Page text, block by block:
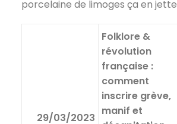
porcelaine de limoges ça en jette
29/03/2023
Folklore &
révolution
française :
comment
inscrire grève,
manif et